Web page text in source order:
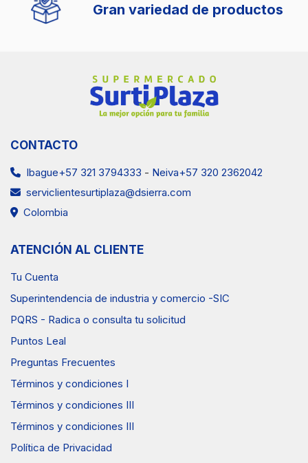
Fácil y seguro
CONTACTO
Ibague+57 321 3794333 - Neiva+57 320 2362042
serviclientesurtiplaza@dsierra.com
Colombia
ATENCIÓN AL CLIENTE
Tu Cuenta
Superintendencia de industria y comercio -SIC
PQRS - Radica o consulta tu solicitud
Puntos Leal
Preguntas Frecuentes
Términos y condiciones I
Términos y condiciones III
Términos y condiciones III
Política de Privacidad